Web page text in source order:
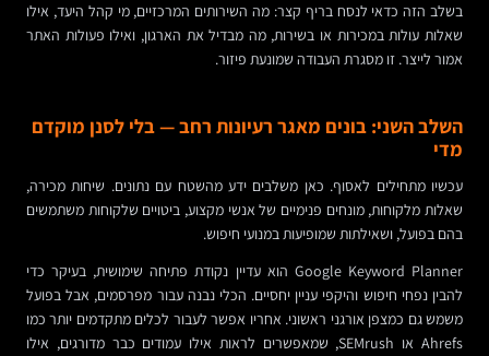
בשלב הזה כדאי לנסח בריף קצר: מה השירותים המרכזיים, מי קהל היעד, אילו
שאלות עולות במכירות או בשירות, מה מבדיל את הארגון, ואילו פעולות האתר
אמור לייצר. זו מסגרת העבודה שמונעת פיזור.
השלב השני: בונים מאגר רעיונות רחב — בלי לסנן מוקדם
מדי
עכשיו מתחילים לאסוף. כאן משלבים ידע מהשטח עם נתונים. שיחות מכירה,
שאלות מלקוחות, מונחים פנימיים של אנשי מקצוע, ביטויים שלקוחות משתמשים
בהם בפועל, ושאילתות שמופיעות במנועי חיפוש.
Google Keyword Planner הוא עדיין נקודת פתיחה שימושית, בעיקר כדי
להבין נפחי חיפוש והיקפי עניין יחסיים. הכלי נבנה עבור מפרסמים, אבל בפועל
משמש גם כמצפן אורגני ראשוני. אחריו אפשר לעבור לכלים מתקדמים יותר כמו
Ahrefs או SEMrush, שמאפשרים לראות אילו עמודים כבר מדורגים, אילו